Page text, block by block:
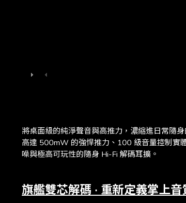
將桌面級的純淨聲音與高推力，濃縮進日常隨
高達 500mW 的強悍推力、100 級音量控制實
噪與極高可玩性的隨身 Hi-Fi 解碼耳擴。
旗艦雙芯解碼 · 重新定義掌上音